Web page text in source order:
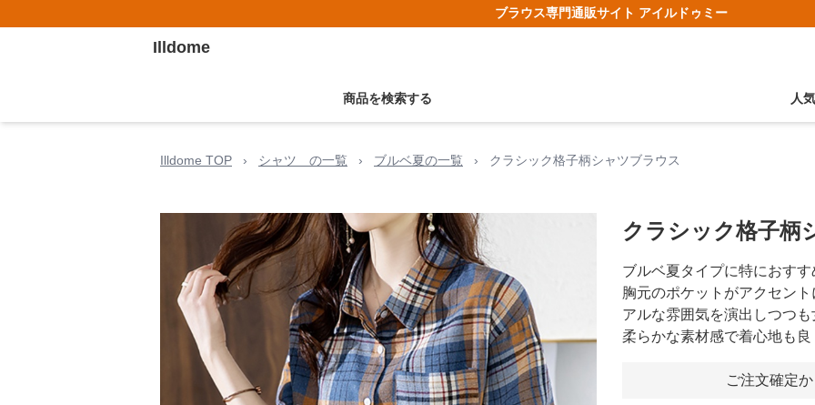
ブラウス専門通販サイト アイルドゥミー
Illdome
商品を検索する 人
Illdome TOP › シャツ の一覧 › ブルベ夏の一覧 › クラシック格子柄シャツブラウス
クラシック格子柄
ブルベ夏タイプに特におす
胸元のポケットがアクセン
アルな雰囲気を演出しつつ
柔らかな素材感で着心地も
ご注文確定